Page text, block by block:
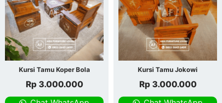
Kursi Tamu Koper Bola
Rp3.000.000
Kursi Tamu Jokowi
Rp3.000.000